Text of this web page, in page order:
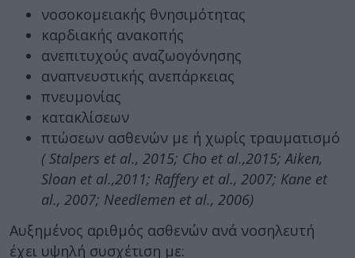
νοσοκομειακής θνησιμότητας
καρδιακής ανακοπής
ανεπιτυχούς αναζωογόνησης
αναπνευστικής ανεπάρκειας
πνευμονίας
κατακλίσεων
πτώσεων ασθενών με ή χωρίς τραυματισμό
( Stalpers et al., 2015; Cho et al.,2015; Aiken,
Sloan et al.,2011; Raffery et al., 2007; Kane et
al., 2007; Needlemen et al., 2006)
Αυξημένος αριθμός ασθενών ανά νοσηλευτή
έχει υψηλή συσχέτιση με: